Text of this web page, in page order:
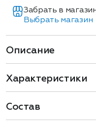
Забрать в
Выбрать магазин
Описание
Характеристики
Состав